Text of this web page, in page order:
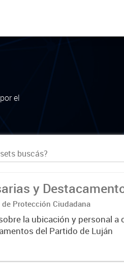
el
y
de Protección Ciudadana
la ubicación y personal a
del Partido de Luján